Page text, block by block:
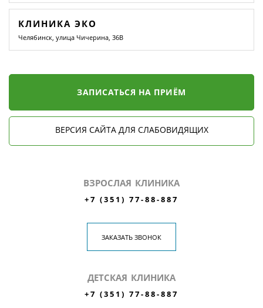
КЛИНИКА ЭКО
Челябинск, улица Чичерина, 36В
ЗАПИСАТЬСЯ НА ПРИЁМ
ВЕРСИЯ САЙТА ДЛЯ СЛАБОВИДЯЩИХ
ВЗРОСЛАЯ КЛИНИКА
+7 (351) 77-88-887
ЗАКАЗАТЬ ЗВОНОК
ДЕТСКАЯ КЛИНИКА
+7 (351) 77-88-887